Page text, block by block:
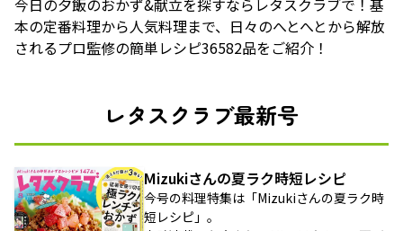
今日の夕飯のおかず&献立を探すならレタスクラブで！基
本の定番料理から人気料理まで、日々のへとへとから解放
されるプロ監修の簡単レシピ36582品をご紹介！
レタスクラブ最新号
Mizukiさんの夏ラク時短レシピ
今号の料理特集は「Mizukiさんの夏ラク時
短レシピ」。